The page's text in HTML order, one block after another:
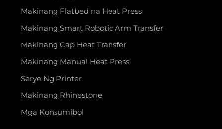
Makinang Flatbed na Heat Press
Makinang Smart Robotic Arm Transfer
Makinang Cap Heat Transfer
Makinang Manual Heat Press
Serye Ng Printer
Makinang Rhinestone
Mga Konsumibol